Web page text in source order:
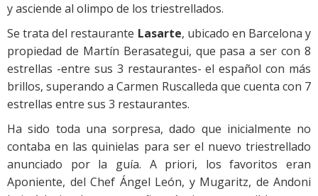
y asciende al olimpo de los triestrellados.
Se trata del restaurante Lasarte, ubicado en Barcelona y
propiedad de Martín Berasategui, que pasa a ser con 8
estrellas -entre sus 3 restaurantes- el español con más
brillos, superando a Carmen Ruscalleda que cuenta con 7
estrellas entre sus 3 restaurantes.
Ha sido toda una sorpresa, dado que inicialmente no
contaba en las quinielas para ser el nuevo triestrellado
anunciado por la guía. A priori, los favoritos eran
Aponiente, del Chef Ángel León, y Mugaritz, de Andoni